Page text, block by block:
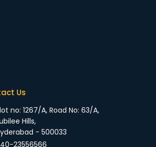
Us
no: 1267/A, Road No: 63/A,
Hills,
- 500033
23556566